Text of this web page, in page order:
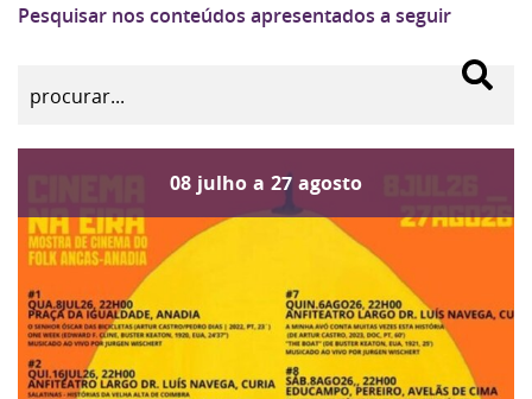
Pesquisar nos conteúdos apresentados a seguir
08 julho a 27 agosto